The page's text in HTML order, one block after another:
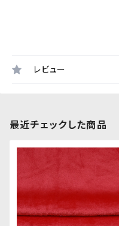
レビュー
最近チェックした商品